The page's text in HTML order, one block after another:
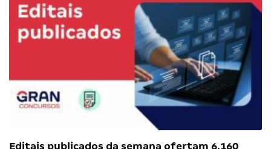
Editais publicados da semana ofertam 6.160